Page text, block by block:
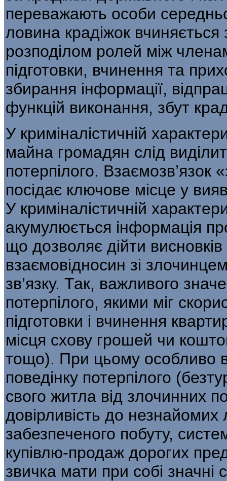
переважають особи
ловина крадіжок
розподілом ролей між
підготовки, вчинення та
збирання інформації,
функцій виконання, збут
У криміналістичній
майна громадян слід
потерпілого.
посідає ключове міс­це у
У криміналістичній
акумулюється інформація
що дозволяє дійти
взаємовідносин зі
зв’язку. Так, важливого
потерпілого, якими міг
підготовки і вчинення
місця схову грошей чи
тощо). При цьому особливо
поведінку потерпілого
свого житла від злочинних
довірливість до
забезпеченого побуту,
купівлю-продаж дорогих
звичка мати при собі